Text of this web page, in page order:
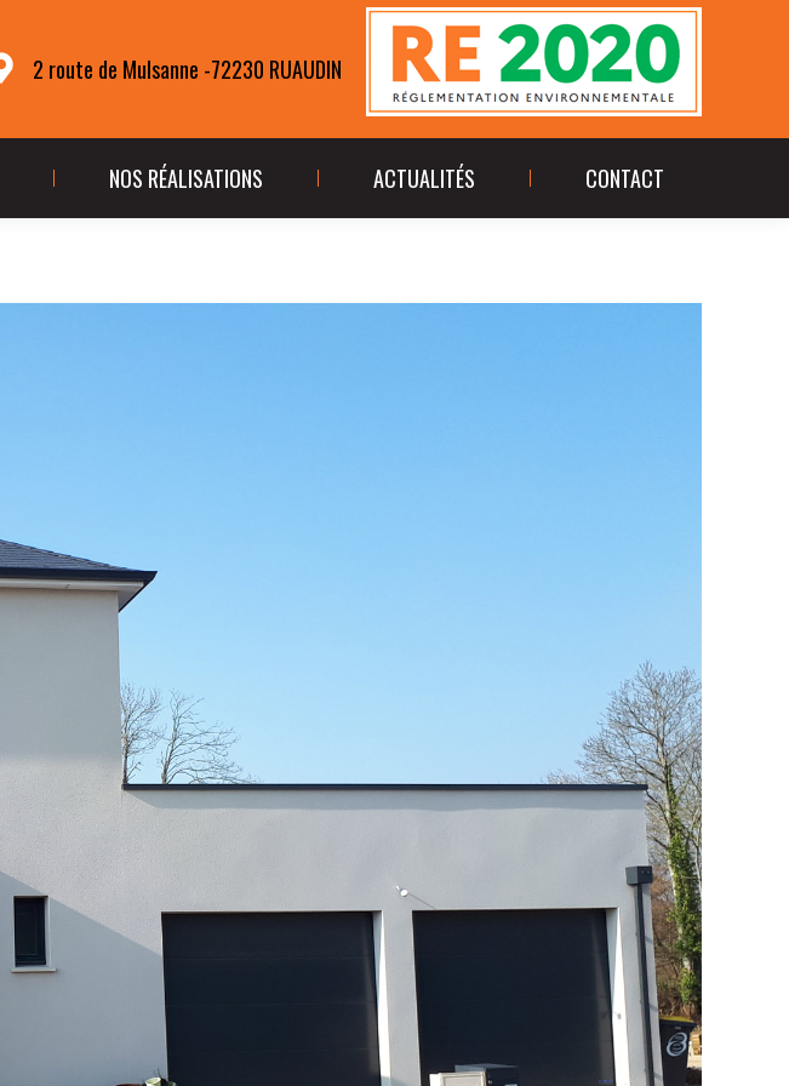
2 route de Mulsanne -72230 RUAUDIN
NOS RÉALISATIONS ACTUALITÉS CONTACT
ACTUALITÉS CONTACT